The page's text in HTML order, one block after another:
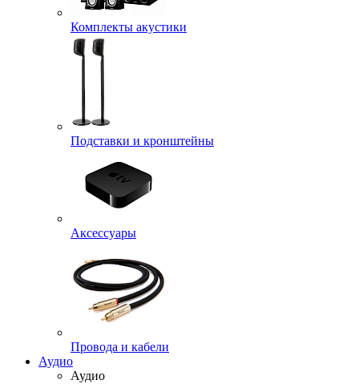
Комплекты акустики
Подставки и кронштейны
Аксессуары
Провода и кабели
Аудио
Аудио